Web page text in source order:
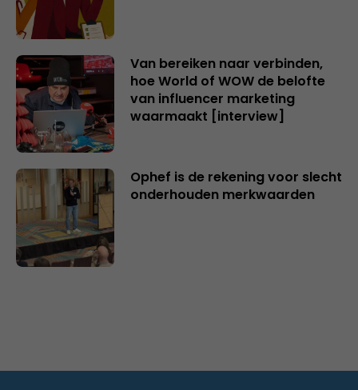
Van bereiken naar verbinden,
hoe World of WOW de belofte
van influencer marketing
waarmaakt [interview]
Ophef is de rekening voor slecht
onderhouden merkwaarden